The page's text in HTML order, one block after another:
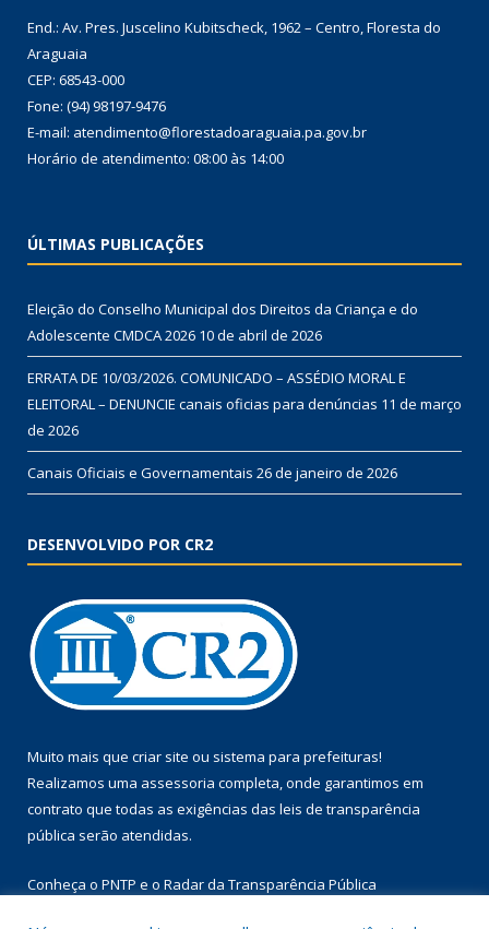
End.: Av. Pres. Juscelino Kubitscheck, 1962 – Centro, Floresta do
Araguaia
CEP: 68543-000
Fone: (94) 98197-9476
E-mail: atendimento@florestadoaraguaia.pa.gov.br
Horário de atendimento: 08:00 às 14:00
ÚLTIMAS PUBLICAÇÕES
Eleição do Conselho Municipal dos Direitos da Criança e do
Adolescente CMDCA 2026 10 de abril de 2026
ERRATA DE 10/03/2026. COMUNICADO – ASSÉDIO MORAL E
ELEITORAL – DENUNCIE canais oficias para denúncias 11 de março
de 2026
Canais Oficiais e Governamentais 26 de janeiro de 2026
DESENVOLVIDO POR CR2
Muito mais que criar site ou sistema para prefeituras!
Realizamos uma assessoria completa, onde garantimos em
contrato que todas as exigências das leis de transparência
pública serão atendidas.
Conheça o PNTP e o Radar da Transparência Pública